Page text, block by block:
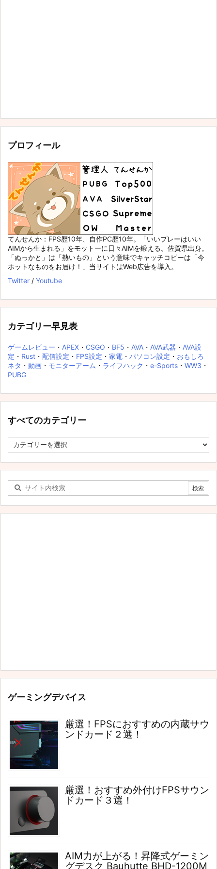
プロフィール
てんせんか：FPS歴10年、自作PC歴10年。「いいプレーはいい
AIMから生まれる」をモットーに日々AIMを鍛える。佐賀県出身。
「ぬっかと」は「熱いもの」という意味でキャッチコピーは「今
ホットなものをお届け！」当サイトはWeb広告を導入。
Twitter / Youtube
カテゴリー早見表
ゲームレビュー ・ APEX ・ CSGO ・ BF5 ・ AVA ・ AVA武器 ・ AVA設
定 ・ Rust ・ 配信設定 ・ FPS設定 ・ 家電 ・ パソコン設定 ・ おもしろ
ネタ ・ 動画 ・ モニターアーム ・ ライフハック ・ e-Sports ・ WW3 ・
PUBG
すべてのカテゴリー
べ
の
ゴ
リ
ー
ゲーミングデバイス
厳選！FPSにおすすめの内蔵サウ
ンドカード２選！
厳選！おすすめ外付けFPSサウン
ドカード３選！
AIM力が上がる！昇降式ゲーミン
グデスク Bauhutte BHD-1200M